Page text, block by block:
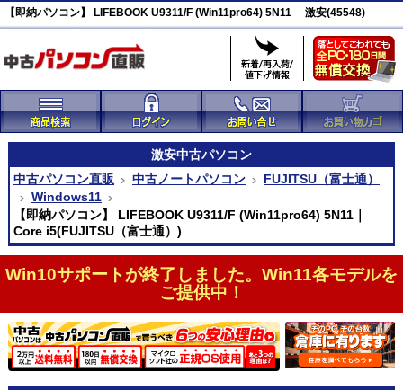
【即納パソコン】 LIFEBOOK U9311/F (Win11pro64) 5N11 激安(45548)
激安中古パソコン
中古パソコン直販
中古ノートパソコン
FUJITSU（富士通）
Windows11
【即納パソコン】 LIFEBOOK U9311/F (Win11pro64) 5N11｜
Core i5(FUJITSU（富士通）)
Win10サポートが終了しました。Win11各モデルを
ご提供中！